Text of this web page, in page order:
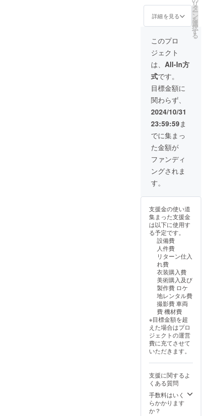
（オンライン/オ
フライン未定）
※オフラインの場
己負担でお願い
いたします。 ・
アクリルプレー
ト 商品サイズ：
最大5cm×7cm
（予定）
開/NGシーン特
別総集編視聴
URL ・ブロマイ
ドセット お届け
枚数：3枚 ・オ
リジナルフォト
ブック/24p（予
定） ・制作陣コ
メントブッ
ク/24p（予定）
・DVD/Blu-ray
・今作脚本 紙媒
体でのお届けで
す。 ・お話会
（オンライン/オ
フライン未定）
※オフラインの場
合、交通費は自
己負担でお願い
いたします。 ・
アクリルプレー
ト 商品サイズ：
最大5cm×7cm
（予定） ・過去
ノ水近郊） 詳細
はメールで連絡
パンフレットに
てロゴ記載 ※以
下ご確認くださ
い ・掲載期間：
事業が存続する
限り掲載 ・掲載
方法：文字の
み、ロゴ・バ
ナーどちらでも
可能です。大き
ん。 （こちら側
で掲載サイズを
変更させていた
だく場合がござ
います） ・注意
事項 ①支援時、
必ず備考欄に掲
載を希望される
お名前をご記入
ください。 ②ロ
ゴやバナーなど
の画像の受け渡
しについては、
プロジェクト終
了後にお送りす
るメールをご確
認ください。 ・
先行視聴URL ・
オリジナルフォ
トブッ
ク/24p（予定）
・DVD/Blu-
ray（各企業様1
枚） ・映画内で
の製品使用また
は出演者、公式
SNSでの商品PR
※以下ご確認くだ
さい ・製品使用
もしくは出演
者、公式SNSで
の商品PRどちら
を希望されるか
を備考欄にご記
載ください。 ・
商品概要を備考
欄にご記載くだ
詳細を見る
リ
タ
ー
ン
を
選
択
す
る
このプロ
ジェクト
は、 All-In方
式です。
目標金額に
関わらず、
2024/10/31
23:59:59ま
でに集まっ
た金額が
ファンディ
ングされま
す。
支援金の使い道
集まった支援金
は以下に使用す
る予定です。
設備費
人件費
リターン仕入
れ費
衣装購入費
美術購入及び
製作費 ロケ
地レンタル費
撮影費 車両
費 機材費
※目標金額を超
えた場合はプロ
ジェクトの運営
費に充てさせて
いただきます。
支援に関するよ
くある質問
手数料はいく
らかかります
か？